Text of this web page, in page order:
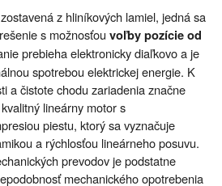
z hliníkových lamiel, jedná sa
s možnosťou voľby pozície od
prebieha elektronicky diaľkovo a je
spotrebou elektrickej energie. K
a čistote chodu zariadenia značne
lineárny motor s
piestu, ktorý sa vyznačuje
a rýchlosťou lineárneho posuvu.
prevodov je podstatne
mechanického opotrebenia